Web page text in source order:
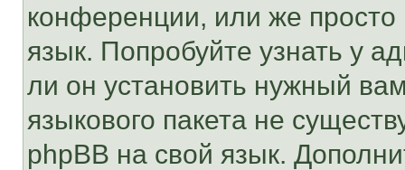
конференции, или же
язык. Попробуйте узнать у
ли он установить нужный
языкового пакета не
phpBB на свой язык.